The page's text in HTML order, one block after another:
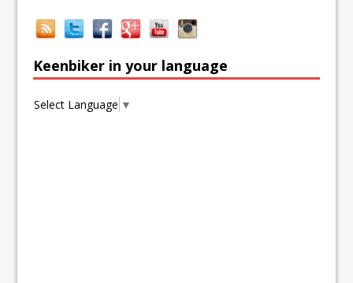
Keenbiker in your language
Select Language ▼